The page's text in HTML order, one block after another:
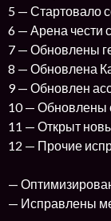
5 — Стартовало
6 — Арена чести
7 — Обновлены
8 — Обновлена
9 — Обновлен
10 — Обновлены
11 — Открыт
12 — Прочие
—
— Исправлены